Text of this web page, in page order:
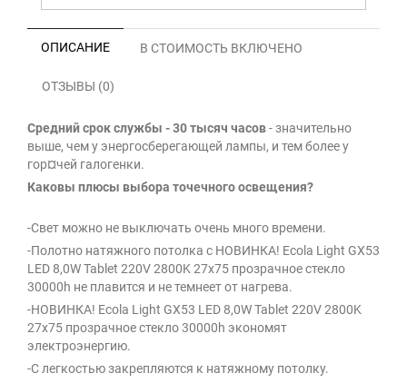
ОПИСАНИЕ В СТОИМОСТЬ ВКЛЮЧЕНО
ОТЗЫВЫ (0)
Средний срок службы - 30 тысяч часов- значительно
выше, чем у энергосберегающей лампы, и тем более у
гор¤чей галогенки.
Каковы плюсы выбора точечного освещения?
-Свет можно не выключать очень много времени.
-Полотно натяжного потолка с НОВИНКА! Ecola Light GX53
LED 8,0W Tablet 220V 2800K 27x75 прозрачное стекло
30000h не плавится и не темнеет от нагрева.
-НОВИНКА! Ecola Light GX53 LED 8,0W Tablet 220V 2800K
27x75 прозрачное стекло 30000h экономят
электроэнергию.
-С легкостью закрепляются к натяжному потолку.